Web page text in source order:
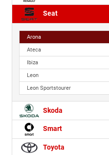
Seat
Arona
Ateca
Ibiza
Leon
Leon Sportstourer
Skoda
Smart
Toyota